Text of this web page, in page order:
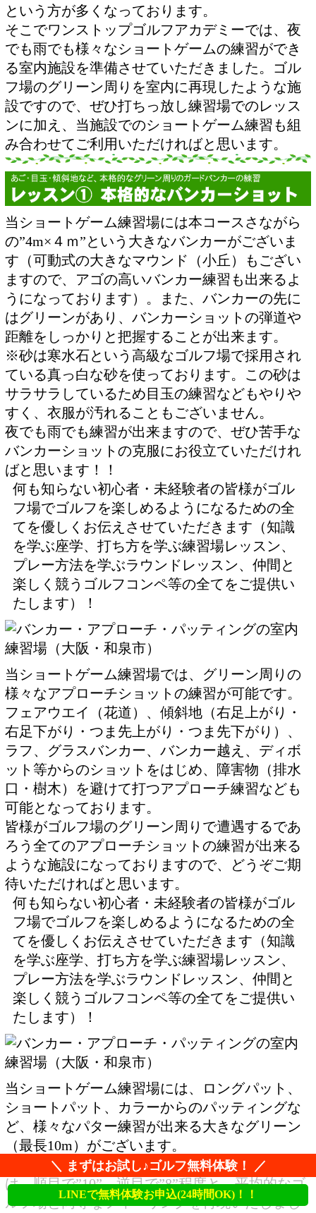
という方が多くなっております。
そこでワンストップゴルフアカデミーでは、 夜
でも雨でも様々なショートゲームの練習ができ
る室内施設を準備させていただきました。ゴル
フ場のグリーン周りを室内に再現したような施
設ですので、ぜひ打ちっ放し練習場でのレッス
ンに加え、当施設でのショートゲーム練習も組
み合わせてご利用いただければと思います。
当ショートゲーム練習場には本コースさながら
の”4m×４ｍ”という大きなバンカーがございま
す（可動式の大きなマウンド（小丘）もござい
ますので、アゴの高いバンカー練習も出来るよ
うになっております）。また、バンカーの先に
はグリーンがあり、バンカーショットの弾道や
距離をしっかりと把握することが出来ます。
※砂は寒水石という高級なゴルフ場で採用され
ている真っ白な砂を使っております。この砂は
サラサラしているため目玉の練習などもやりや
すく、衣服が汚れることもございません。
夜でも雨でも練習が出来ますので、ぜひ苦手な
バンカーショットの克服にお役立ていただけれ
ばと思います！！
何も知らない初心者・未経験者の皆様がゴル
フ場でゴルフを楽しめるようになるための全
てを優しくお伝えさせていただきます（知識
を学ぶ座学、打ち方を学ぶ練習場レッスン、
プレー方法を学ぶラウンドレッスン、仲間と
楽しく競うゴルフコンペ等の全てをご提供い
たします）！
当ショートゲーム練習場では、グリーン周りの
様々なアプローチショットの練習が可能です。
フェアウエイ（花道）、傾斜地（右足上がり・
右足下がり・つま先上がり・つま先下がり）、
ラフ、グラスバンカー、バンカー越え、ディボ
ット等からのショットをはじめ、障害物（排水
口・樹木）を避けて打つアプローチ練習なども
可能となっております。
皆様がゴルフ場のグリーン周りで遭遇するであ
ろう全てのアプローチショットの練習が出来る
ような施設になっておりますので、どうぞご期
待いただければと思います。
何も知らない初心者・未経験者の皆様がゴル
フ場でゴルフを楽しめるようになるための全
てを優しくお伝えさせていただきます（知識
を学ぶ座学、打ち方を学ぶ練習場レッスン、
プレー方法を学ぶラウンドレッスン、仲間と
楽しく競うゴルフコンペ等の全てをご提供い
たします）！
当ショートゲーム練習場には、ロングパット、
ショートパット、カラーからのパッティングな
ど、様々なパター練習が出来る大きなグリーン
（最長10m）がございます。
スティンプメーターで測定したグリーンの速さ
は、順目で”10”、逆目で”8”程度と、平均的なゴ
ルフ場と同等なフィーリングを再現いたしまし
＼ まずはお試し♪ゴルフ無料体験！ ／
LINEで無料体験お申込(24時間OK)！！